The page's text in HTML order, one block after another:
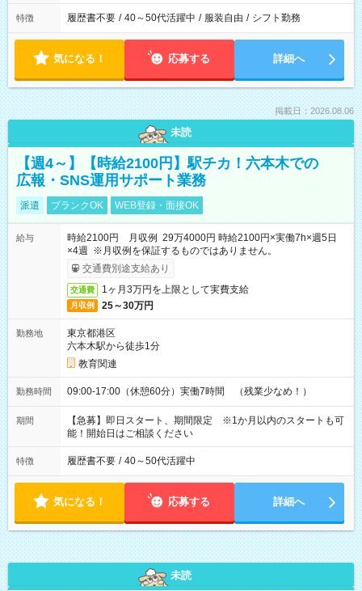
特徴 履歴書不要 / 40～50代活躍中 / 服装自由 / シフト勤務
気になる！ 応募する 詳細へ
掲載日：2026.08.06
未読
【週4～】【時給2100円】駅チカ！六本木での
広報・SNS運用サポート業務
派遣 ブランクOK WEB登録・面接OK
給与
時給2100円 月収例 29万4000円 時給2100円×実働7h×週5日
×4週 ※月収例を保証するものではありません。
交通費別途支給あり
交通費 1ヶ月3万円を上限として実費支給
月収例 25～30万円
勤務地
東京都港区
六本木駅から徒歩1分
教育関連
勤務時間 09:00-17:00（休憩60分）実働7時間 （残業少なめ！）
期間
【急募】即日スタート、期間限定 ※1か月以内のスタートも可
能！開始日はご相談ください
特徴 履歴書不要 / 40～50代活躍中
気になる！ 応募する 詳細へ
未読